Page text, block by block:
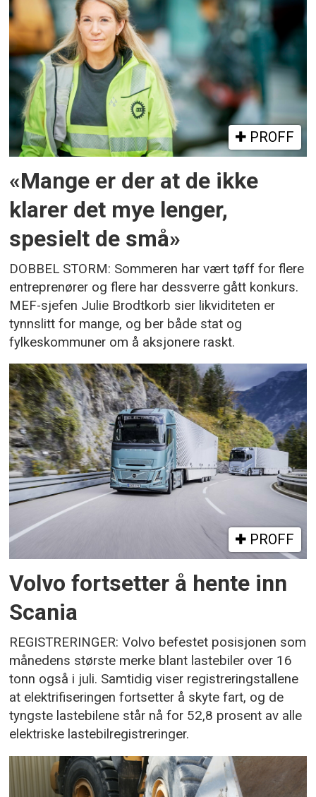
PROFF
«Mange er der at de ikke
klarer det mye lenger,
spesielt de små»
DOBBEL STORM: Sommeren har vært tøff for flere
entreprenører og flere har dessverre gått konkurs.
MEF-sjefen Julie Brodtkorb sier likviditeten er
tynnslitt for mange, og ber både stat og
fylkeskommuner om å aksjonere raskt.
PROFF
Volvo fortsetter å hente inn
Scania
REGISTRERINGER: Volvo befestet posisjonen som
månedens største merke blant lastebiler over 16
tonn også i juli. Samtidig viser registreringstallene
at elektrifiseringen fortsetter å skyte fart, og de
tyngste lastebilene står nå for 52,8 prosent av alle
elektriske lastebilregistreringer.